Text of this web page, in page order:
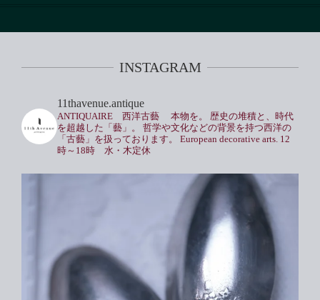
INSTAGRAM
11thavenue.antique
ANTIQUAIRE 西洋古藝 本物を。
歴史の堆積と、時代
を超越した「藝」。
哲学や文化などの背景を持つ西洋の
「古藝」を扱っております。
European decorative arts. 12
時～18時 水・木定休